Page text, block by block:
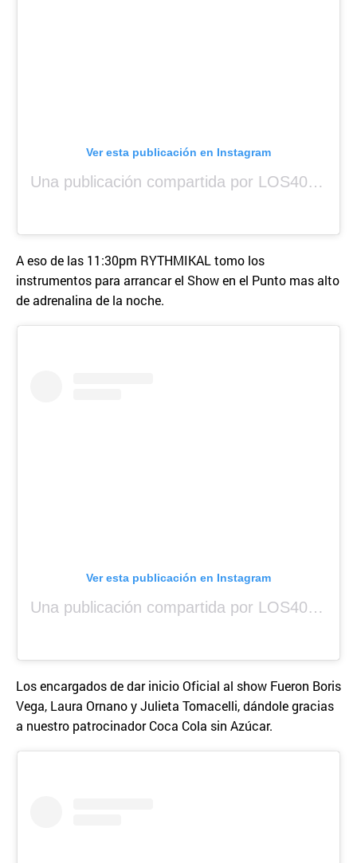
Ver esta publicación en Instagram
Una publicación compartida por LOS40 Panamá (@los40panama)
A eso de las 11:30pm RYTHMIKAL tomo los
instrumentos para arrancar el Show en el Punto mas alto
de adrenalina de la noche.
Ver esta publicación en Instagram
Una publicación compartida por LOS40 Panamá (@los40panama)
Los encargados de dar inicio Oficial al show Fueron Boris
Vega, Laura Ornano y Julieta Tomacelli, dándole gracias
a nuestro patrocinador Coca Cola sin Azúcar.